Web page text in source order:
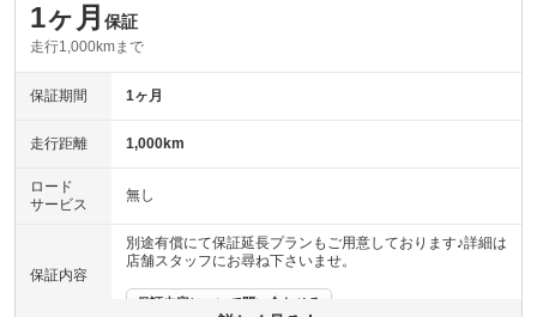
1ヶ月 保証
走行1,000kmまで
保証期間 1ヶ月
走行距離 1,000km
ロード
サービス
無し
保証内容
別途有償にて保証延長プランもご用意しております♪詳細は
店舗スタッフにお尋ね下さいませ。
保証内容について問い合わせる